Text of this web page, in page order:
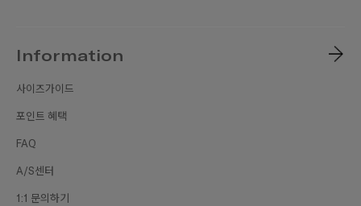
Information
사이즈가이드
포인트 혜택
FAQ
A/S센터
1:1 문의하기